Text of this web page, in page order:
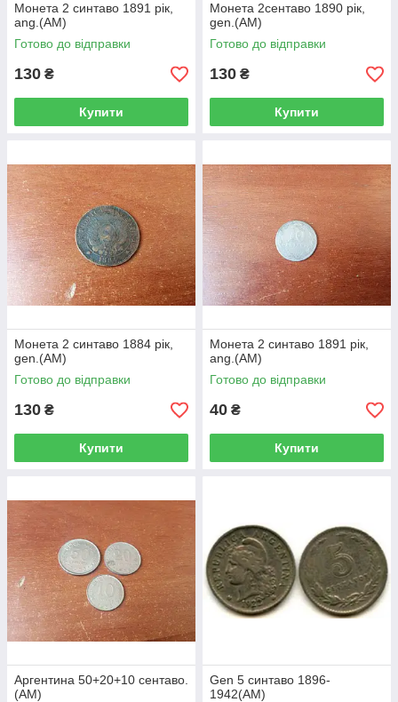
Монета 2 синтаво 1891 рік,
ang.(АМ)
Готово до відправки
130 ₴
Купити
Монета 2сентаво 1890 рік,
gen.(АМ)
Готово до відправки
130 ₴
Купити
Монета 2 синтаво 1884 рік,
gen.(АМ)
Готово до відправки
130 ₴
Купити
Монета 2 синтаво 1891 рік,
ang.(АМ)
Готово до відправки
40 ₴
Купити
Аргентина 50+20+10 сентаво.
(АМ)
Gen 5 синтаво 1896-
1942(АМ)